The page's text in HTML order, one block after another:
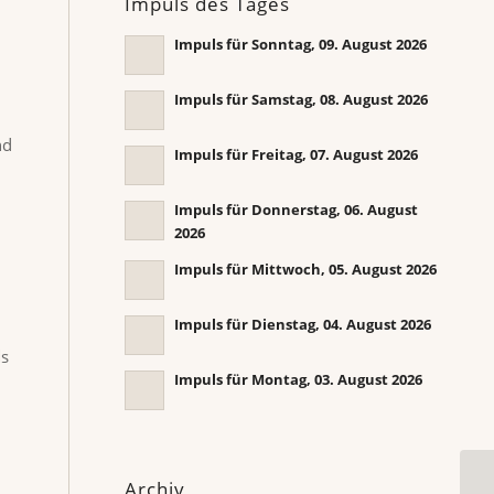
Impuls für Sonntag, 09. August 2026
Impuls für Samstag, 08. August 2026
Impuls für Freitag, 07. August 2026
Impuls für Donnerstag, 06. August
2026
Impuls für Mittwoch, 05. August 2026
Impuls für Dienstag, 04. August 2026
Impuls für Montag, 03. August 2026